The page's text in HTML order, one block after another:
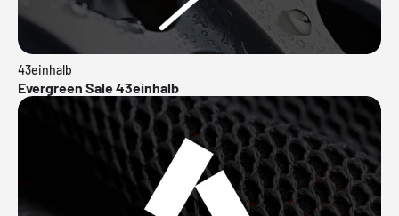
43einhalb
Evergreen Sale 43einhalb